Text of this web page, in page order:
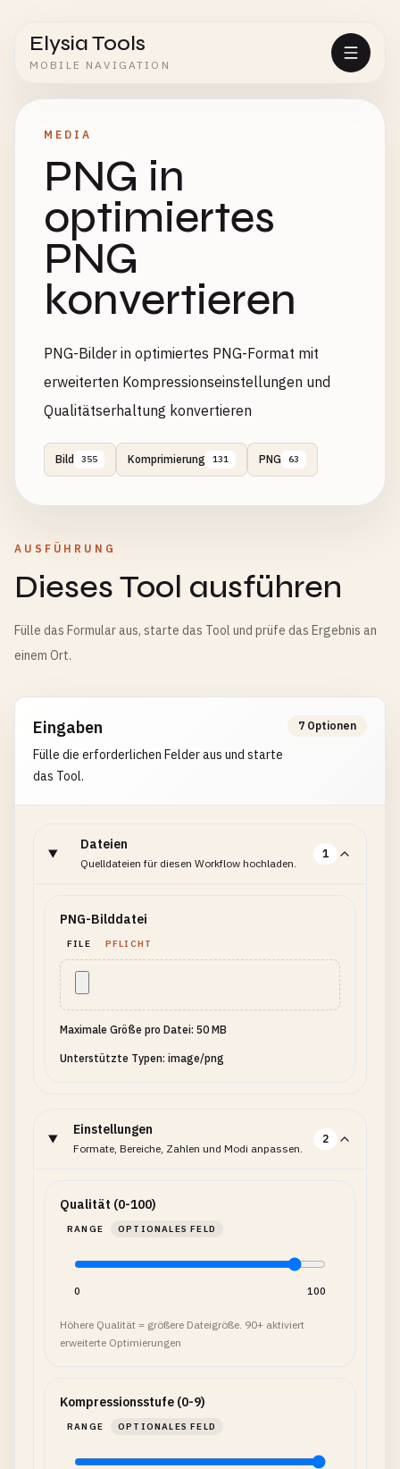
Elysia Tools
MOBILE NAVIGATION
MEDIA
PNG in
optimiertes
PNG
konvertieren
PNG-Bilder in optimiertes PNG-Format mit
erweiterten Kompressionseinstellungen und
Qualitätserhaltung konvertieren
Bild 355 Komprimierung 131 PNG 63
AUSFÜHRUNG
Dieses Tool ausführen
Fülle das Formular aus, starte das Tool und prüfe das Ergebnis an
einem Ort.
Eingaben
Fülle die erforderlichen Felder aus und starte
das Tool.
7 Optionen
Dateien
Quelldateien für diesen Workflow hochladen.
1
PNG-Bilddatei
FILE PFLICHT
Maximale Größe pro Datei: 50 MB
Unterstützte Typen: image/png
Einstellungen
Formate, Bereiche, Zahlen und Modi anpassen.
2
Qualität (0-100)
RANGE OPTIONALES FELD
0 100
Höhere Qualität = größere Dateigröße. 90+ aktiviert
erweiterte Optimierungen
Kompressionsstufe (0-9)
RANGE OPTIONALES FELD